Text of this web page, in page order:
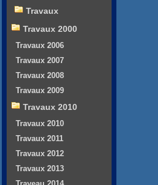
Travaux
Travaux 2000
Travaux 2006
Travaux 2007
Travaux 2008
Travaux 2009
Travaux 2010
Travaux 2010
Travaux 2011
Travaux 2012
Travaux 2013